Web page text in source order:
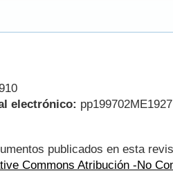
electrónico:
publicados en esta
Commons Atribución -No